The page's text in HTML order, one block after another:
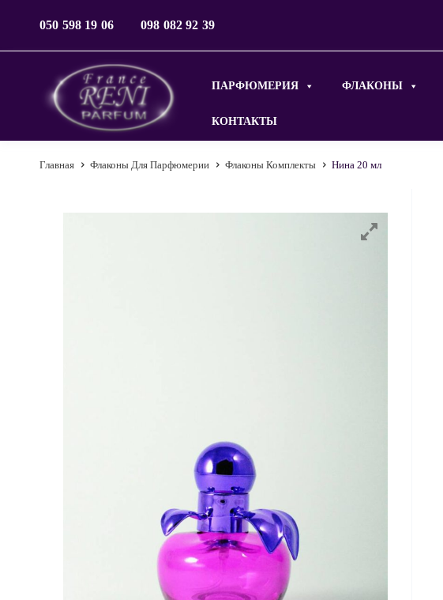
050 598 19 06 098 082 92 39
ПАРФЮМЕРИЯ ФЛАКОНЫ
КОНТАКТЫ
Главная Флаконы Для Парфюмерии Флаконы Комплекты Нина 20 мл